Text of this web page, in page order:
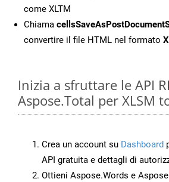
come XLTM
Chiama
convertire il file HTML nel formato
Inizia a sfruttare le API
Aspose.Total per XLSM
Crea un account su Dashboard
API gratuita e dettagli di
Ottieni Aspose.Words e